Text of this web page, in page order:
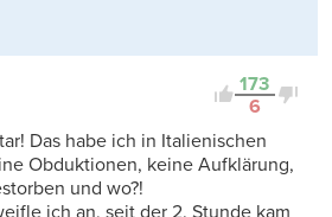
173
6
Das habe ich in Italienischen
Obduktionen, keine Aufklärung,
und wo?!
ich an, seit der 2. Stunde kam